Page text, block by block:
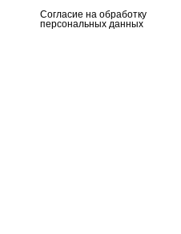
Согласие на обработку
персональных данных